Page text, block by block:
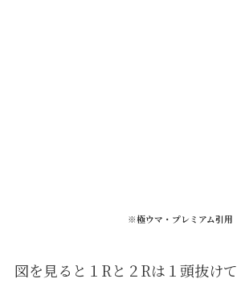
※極ウマ・プレミアム引用
図を見ると１Rと２Rは１頭抜け